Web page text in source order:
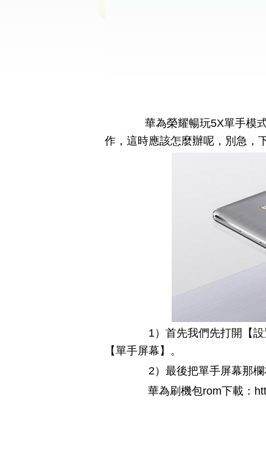
華為榮耀暢玩5X單手模式
作，這時應該怎麼辦呢，別急，
1）首先我們先打開【設
【單手屏幕】。
2）最後把單手屏幕那欄
華為刷機包rom下載：